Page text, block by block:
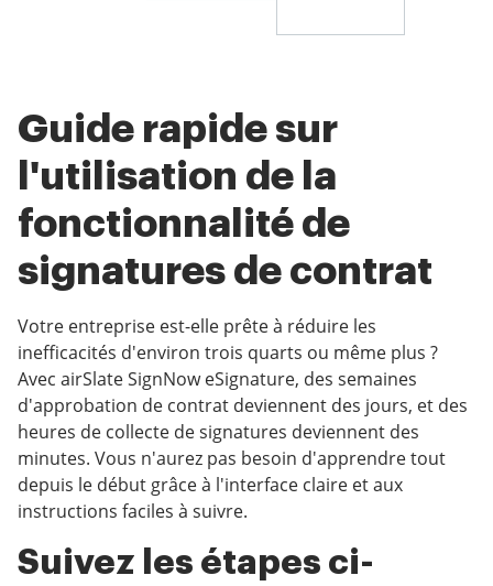
Guide rapide sur
l'utilisation de la
fonctionnalité de
signatures de contrat
Votre entreprise est-elle prête à réduire les
inefficacités d'environ trois quarts ou même plus ?
Avec airSlate SignNow eSignature, des semaines
d'approbation de contrat deviennent des jours, et des
heures de collecte de signatures deviennent des
minutes. Vous n'aurez pas besoin d'apprendre tout
depuis le début grâce à l'interface claire et aux
instructions faciles à suivre.
Suivez les étapes ci-